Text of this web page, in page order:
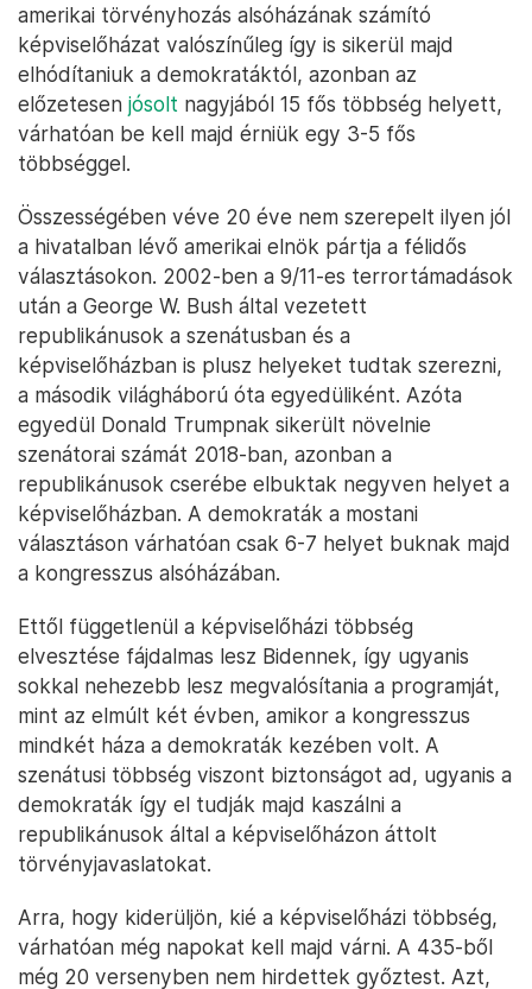
amerikai törvényhozás alsóházának számító
képviselőházat valószínűleg így is sikerül majd
elhódítaniuk a demokratáktól, azonban az
előzetesen jósolt nagyjából 15 fős többség helyett,
várhatóan be kell majd érniük egy 3-5 fős
többséggel.
Összességében véve 20 éve nem szerepelt ilyen jól
a hivatalban lévő amerikai elnök pártja a félidős
választásokon. 2002-ben a 9/11-es terrortámadások
után a George W. Bush által vezetett
republikánusok a szenátusban és a
képviselőházban is plusz helyeket tudtak szerezni,
a második világháború óta egyedüliként. Azóta
egyedül Donald Trumpnak sikerült növelnie
szenátorai számát 2018-ban, azonban a
republikánusok cserébe elbuktak negyven helyet a
képviselőházban. A demokraták a mostani
választáson várhatóan csak 6-7 helyet buknak majd
a kongresszus alsóházában.
Ettől függetlenül a képviselőházi többség
elvesztése fájdalmas lesz Bidennek, így ugyanis
sokkal nehezebb lesz megvalósítania a programját,
mint az elmúlt két évben, amikor a kongresszus
mindkét háza a demokraták kezében volt. A
szenátusi többség viszont biztonságot ad, ugyanis a
demokraták így el tudják majd kaszálni a
republikánusok által a képviselőházon áttolt
törvényjavaslatokat.
Arra, hogy kiderüljön, kié a képviselőházi többség,
várhatóan még napokat kell majd várni. A 435-ből
még 20 versenyben nem hirdettek győztest. Azt,